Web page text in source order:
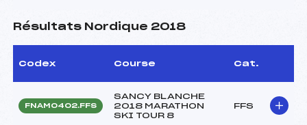
Résultats Nordique 2018
Codex Course Cat.
FNAM0402.FFS
SANCY BLANCHE
2018 MARATHON
SKI TOUR 8
FFS